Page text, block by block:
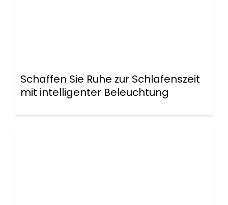
Schaffen Sie Ruhe zur Schlafenszeit
mit intelligenter Beleuchtung